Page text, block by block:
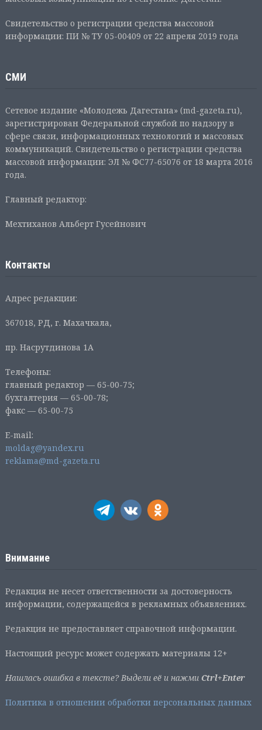
Свидетельство о регистрации средства массовой
информации: ПИ № ТУ 05-00409 от 22 апреля 2019 года
СМИ
Сетевое издание «Молодежь Дагестана» (md-gazeta.ru),
зарегистрирован Федеральной службой по надзору в
сфере связи, информационных технологий и массовых
коммуникаций. Свидетельство о регистрации средства
массовой информации: ЭЛ № ФС77-65076 от 18 марта 2016
года.
Главный редактор:
Мехтиханов Альберт Гусейнович
Контакты
Адрес редакции:
367018, РД, г. Махачкала,
пр. Насрутдинова 1А
Телефоны:
главный редактор — 65-00-75;
бухгалтерия — 65-00-78;
факс — 65-00-75
E-mail:
moldag@yandex.ru
reklama@md-gazeta.ru
Внимание
Редакция не несет ответственности за достоверность
информации, содержащейся в рекламных объявлениях.
Редакция не предоставляет справочной информации.
Настоящий ресурс может содержать материалы 12+
Нашлась ошибка в тексте? Выдели её и нажми Ctrl+Enter
Политика в отношении обработки персональных данных